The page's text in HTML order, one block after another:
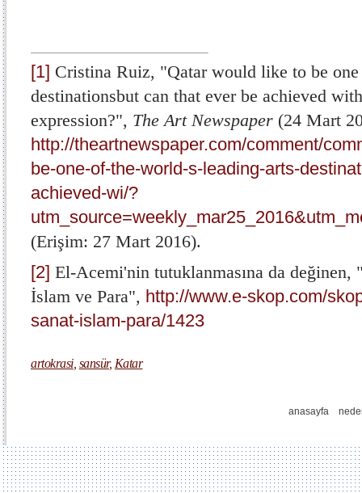
[1] Cristina Ruiz, "Qatar would like to be
destinationsbut can that ever be achieved
expression?", The Art Newspaper (24 Mart
http://theartnewspaper.com/comment/
be-one-of-the-world-s-leading-arts-
achieved-wi/?
(Erişim: 27 Mart 2016).
[2] El-Acemi'nin tutuklanmasına da değinen,
İslam ve Para", http://www.e-skop.com/
sanat-islam-para/1423
artokrasi, sansür, Katar
anasayfa